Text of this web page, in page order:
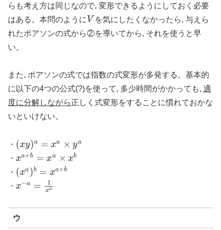
らも考え方は同じなので, 変形できるようにしておく必要
はある。本問のように V
V を気にしたくなかったら, 与えら
れたポアソンの式から②を導いてから, それを使うと早
い。
また, ポアソンの式では指数の式変形が多発する。基本的
に以下の4つの公式(?)を使って, 多少時間がかかっても, 適
度に分解しながら正しく式変形をすることに慣れておかな
いといけない。
・ (xy)a = xa × ya
(xy)a= a× ya
・ xa+b = xa × xb
xa+b =xa ×xb
・ (xa )b = xa×b
(xa) b= xa ×b
・ x−a = 1
xa
x−a= 1x a
ウ